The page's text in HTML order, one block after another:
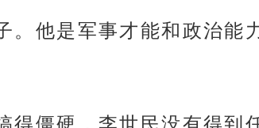
。他是军事才能和政治能
得僵硬，李世民没有得到